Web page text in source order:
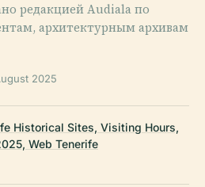
редакцией Audiala по
архитектурным архивам
2025
Historical Sites, Visiting Hours,
Web Tenerife